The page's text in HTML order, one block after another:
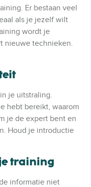
Er bestaan veel
als je jezelf wilt
wordt je
nieuwe technieken.
je uitstraling.
hebt bereikt, waarom
je de expert bent en
Houd je introductie
training
informatie niet